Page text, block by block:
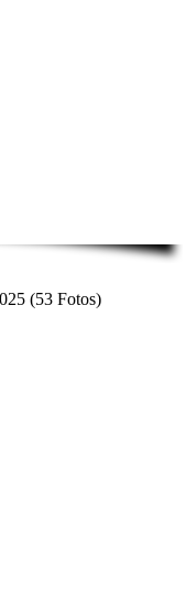
(53 Fotos)